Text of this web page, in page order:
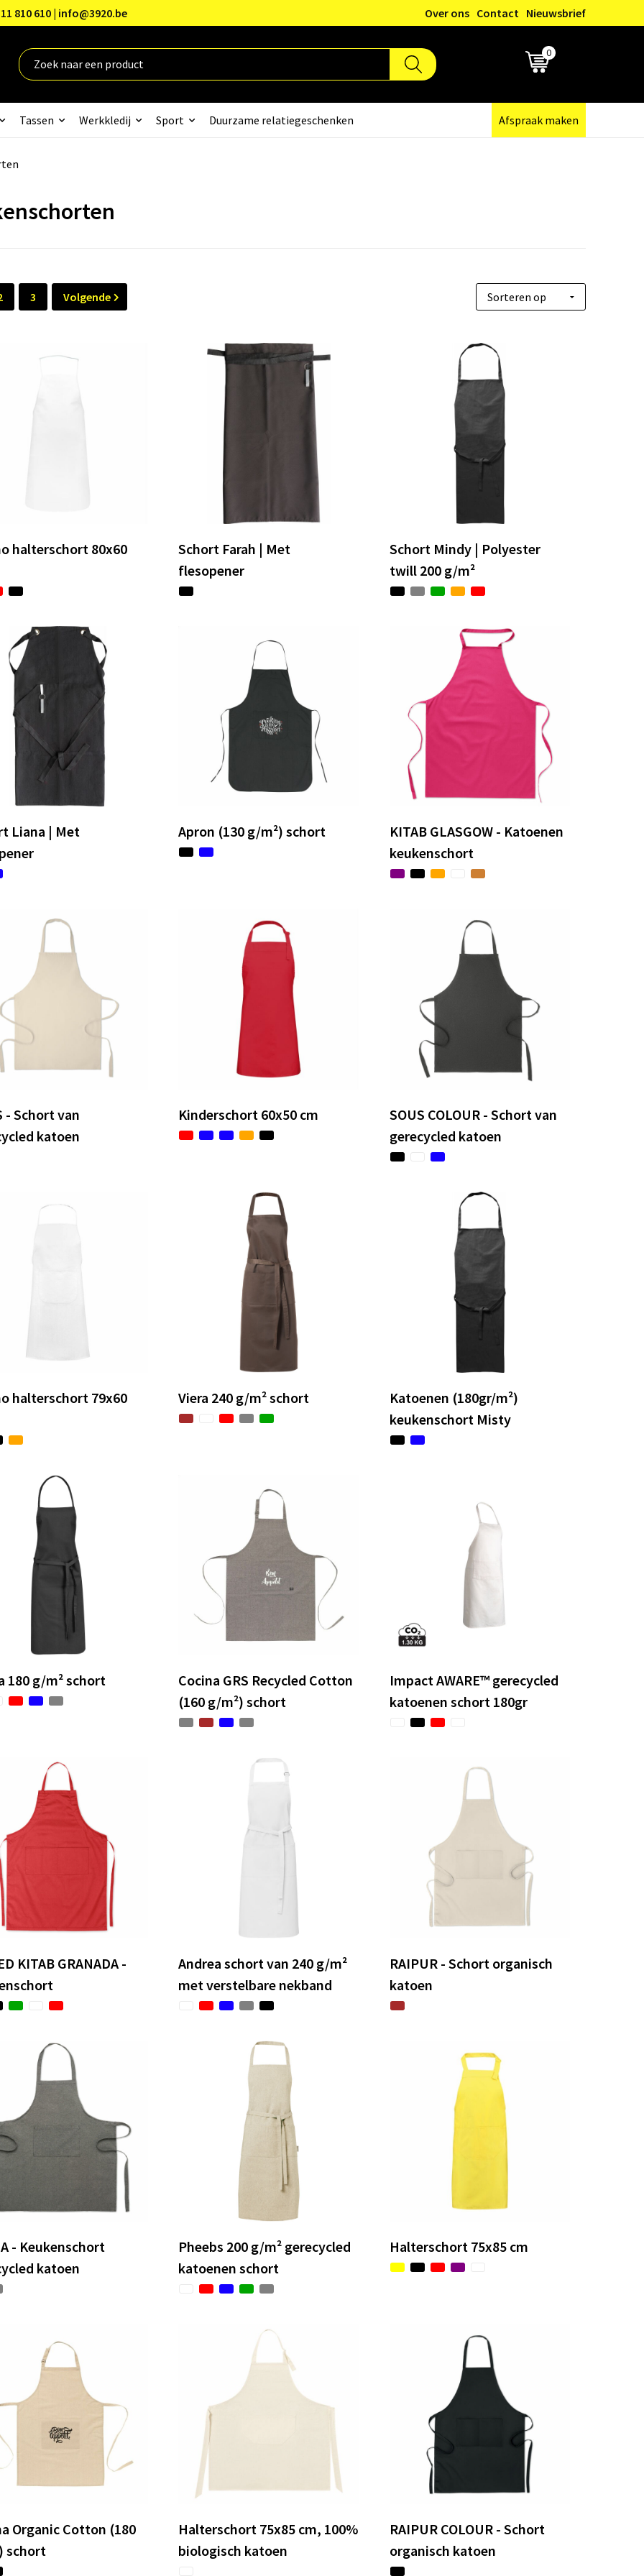
810 610 | info@3920.be Over ons Contact Nieuwsbrief
0
Tassen Werkkledij Sport Duurzame relatiegeschenken Afspraak maken
3 Volgende
halterschort 80x60
Schort Farah | Met
flesopener
Schort Mindy | Polyester
twill 200 g/m²
Liana | Met
Apron (130 g/m²) schort
KITAB GLASGOW - Katoenen
keukenschort
- Schort van
katoen
Kinderschort 60x50 cm
SOUS COLOUR - Schort van
gerecycled katoen
halterschort 79x60 Viera 240 g/m² schort
Katoenen (180gr/m²)
keukenschort Misty
180 g/m² schort
Cocina GRS Recycled Cotton
(160 g/m²) schort
Impact AWARE™ gerecycled
katoenen schort 180gr
KITAB GRANADA -
Andrea schort van 240 g/m²
met verstelbare nekband
RAIPUR - Schort organisch
katoen
- Keukenschort
katoen
Pheebs 200 g/m² gerecycled
katoenen schort
Halterschort 75x85 cm
Organic Cotton (180
schort
Halterschort 75x85 cm, 100%
biologisch katoen
RAIPUR COLOUR - Schort
organisch katoen